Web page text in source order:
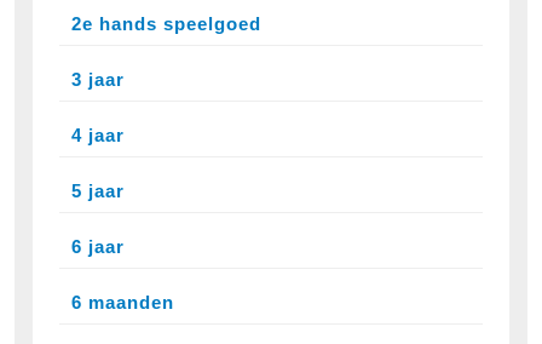
2e hands speelgoed
3 jaar
4 jaar
5 jaar
6 jaar
6 maanden